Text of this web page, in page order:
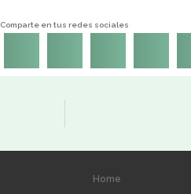
Comparte en tus redes sociales
Home